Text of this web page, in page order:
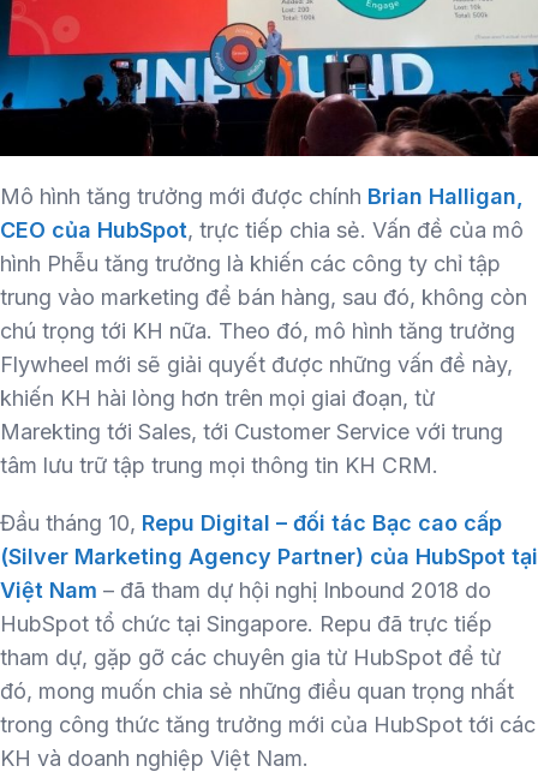
Mô hình tăng trưởng mới được chính Brian Halligan,
CEO của HubSpot, trực tiếp chia sẻ. Vấn đề của mô
hình Phễu tăng trưởng là khiến các công ty chỉ tập
trung vào marketing để bán hàng, sau đó, không còn
chú trọng tới KH nữa. Theo đó, mô hình tăng trưởng
Flywheel mới sẽ giải quyết được những vấn đề này,
khiến KH hài lòng hơn trên mọi giai đoạn, từ
Marekting tới Sales, tới Customer Service với trung
tâm lưu trữ tập trung mọi thông tin KH CRM.
Đầu tháng 10, Repu Digital – đối tác Bạc cao cấp
(Silver Marketing Agency Partner) của HubSpot tại
Việt Nam – đã tham dự hội nghị Inbound 2018 do
HubSpot tổ chức tại Singapore. Repu đã trực tiếp
tham dự, gặp gỡ các chuyên gia từ HubSpot để từ
đó, mong muốn chia sẻ những điều quan trọng nhất
trong công thức tăng trưởng mới của HubSpot tới các
KH và doanh nghiệp Việt Nam.